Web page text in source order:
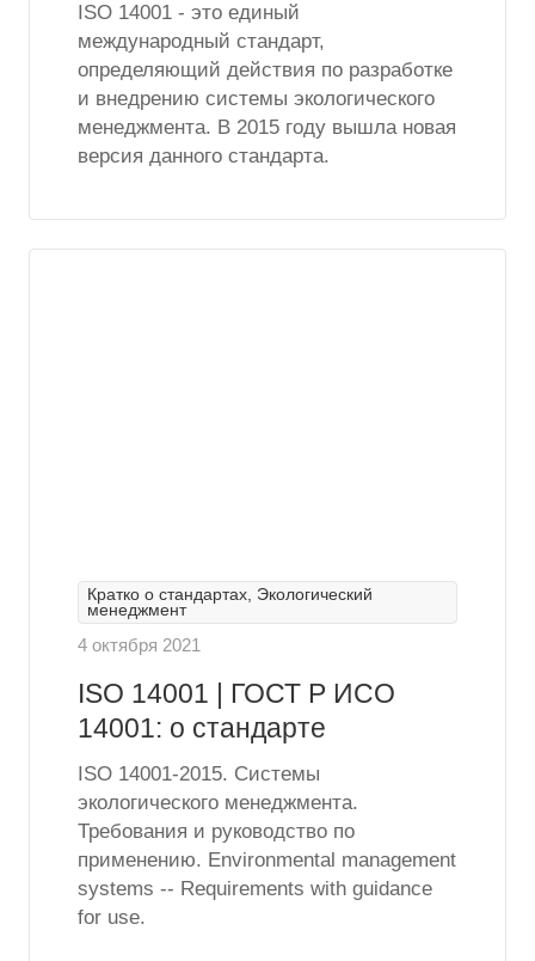
ISO 14001 - это единый
международный стандарт,
определяющий действия по разработке
и внедрению системы экологического
менеджмента. В 2015 году вышла новая
версия данного стандарта.
Кратко о стандартах, Экологический
менеджмент
4 октября 2021
ISO 14001 | ГОСТ Р ИСО
14001: о стандарте
ISO 14001-2015. Системы
экологического менеджмента.
Требования и руководство по
применению. Environmental management
systems -- Requirements with guidance
for use.